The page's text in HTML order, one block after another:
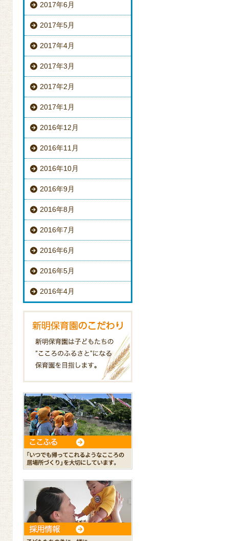
2017年6月
2017年5月
2017年4月
2017年3月
2017年2月
2017年1月
2016年12月
2016年11月
2016年10月
2016年9月
2016年8月
2016年7月
2016年6月
2016年5月
2016年4月